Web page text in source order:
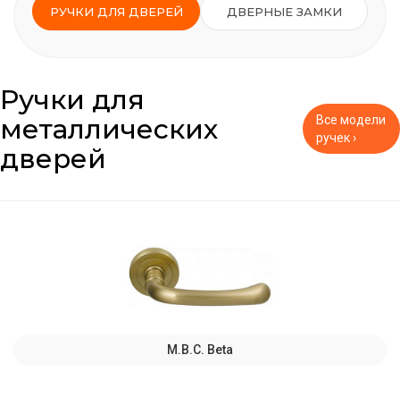
РУЧКИ ДЛЯ ДВЕРЕЙ ДВЕРНЫЕ ЗАМКИ
Ручки для
металлических
дверей
Все модели
ручек ›
M.B.C. Beta